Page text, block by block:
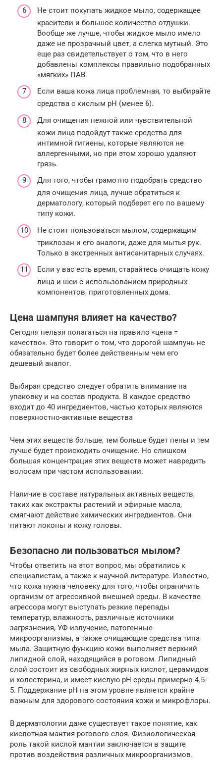
Не стоит покупать жидкое мыло, содержащее
красители и большое количество отдушки.
Вообще же лучше, чтобы жидкое мыло имело
даже не прозрачный цвет, а слегка мутный. Это
еще раз свидетельствует о том, что в него
добавлены комплексы правильно подобранных
«мягких» ПАВ.
Если ваша кожа лица проблемная, то выбирайте
средства с кислым pH (менее 6).
Для очищения нежной или чувствительной
кожи лица подойдут также средства для
интимной гигиены, которые являются не
аллергенными, но при этом хорошо удаляют
грязь.
Для того, чтобы грамотно подобрать средство
для очищения лица, лучше обратиться к
дерматологу, который подберет его по вашему
типу кожи.
Не стоит пользоваться мылом, содержащим
триклозан и его аналоги, даже для мытья рук.
Только в экстренных антисанитарных случаях.
Если у вас есть время, старайтесь очищать кожу
лица и шеи с использованием природных
компонентов, приготовленных дома.
Цена шампуня влияет на качество?
Сегодня нельзя полагаться на правило «цена =
качество». Это говорит о том, что дорогой шампунь не
обязательно будет более действенным чем его
дешевый аналог.
Выбирая средство следует обратить внимание на
упаковку и на состав продукта. В каждое средство
входит до 40 ингредиентов, частью которых являются
поверхностно-активные вещества
Чем этих веществ больше, тем больше будет пены и тем
лучше будет происходить очищение. Но слишком
большая концентрация этих веществ может навредить
волосам при частом использовании.
Наличие в составе натуральных активных веществ,
таких как экстракты растений и эфирные масла,
смягчают действие химических ингредиентов. Они
питают локоны и кожу головы.
Безопасно ли пользоваться мылом?
Чтобы ответить на этот вопрос, мы обратились к
специалистам, а также к научной литературе. Известно,
что кожа нужна человеку для того, чтобы ограничить
организм от агрессивной внешней среды. В качестве
агрессора могут выступать резкие перепады
температур, влажность, различные источники
загрязнения, УФ-излучение, патогенные
микроорганизмы, а также очищающие средства типа
мыла. Защитную функцию кожи выполняет верхний
липидной слой, находящийся в роговом. Липидный
слой состоит из свободных жирных кислот, церамидов
и холестерина, и имеет кислую pH среды примерно 4.5-
5. Поддержание pH на этом уровне является крайне
важным для здорового состояния кожи и микрофлоры.
В дерматологии даже существует такое понятие, как
кислотная мантия рогового слоя. Физиологическая
роль такой кислой мантии заключается в защите
против воздействия различных микроорганизмов.